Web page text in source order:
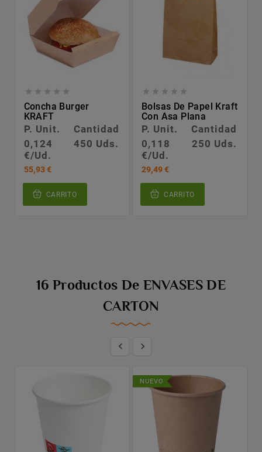
    
Concha Burger
KRAFT
P. Unit.
Cantidad
0,124
€/Ud.
450 Uds.
55,93 €
CARRITO
    
Bolsas De Papel Kraft
Con Asa Plana
P. Unit.
Cantidad
0,118
€/Ud.
250 Uds.
29,49 €
CARRITO
16 Productos De ENVASES DE
CARTON
 
NUEVO